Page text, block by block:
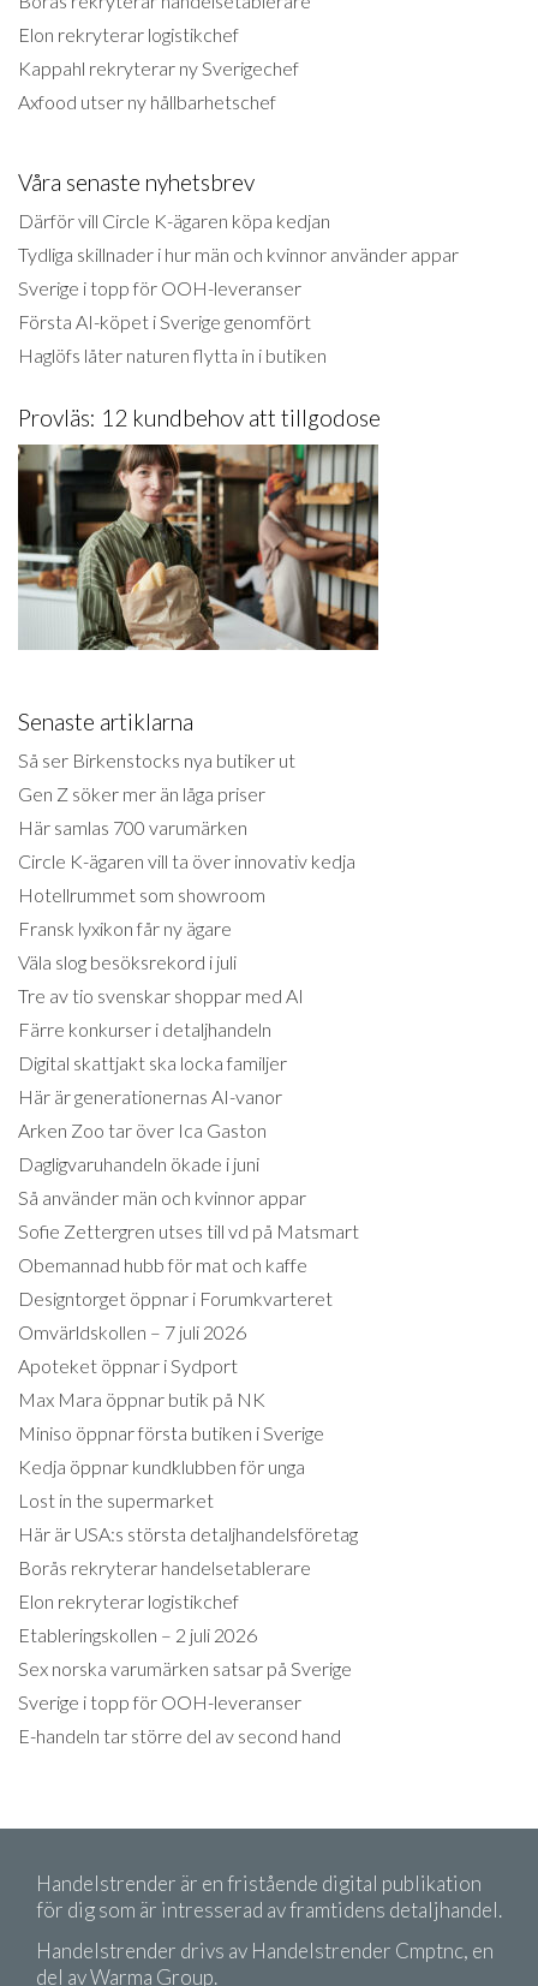
Elon rekryterar logistikchef
Kappahl rekryterar ny Sverigechef
Axfood utser ny hållbarhetschef
Våra senaste nyhetsbrev
Därför vill Circle K-ägaren köpa kedjan
Tydliga skillnader i hur män och kvinnor använder appar
Sverige i topp för OOH-leveranser
Första AI-köpet i Sverige genomfört
Haglöfs låter naturen flytta in i butiken
Provläs: 12 kundbehov att tillgodose
Senaste artiklarna
Så ser Birkenstocks nya butiker ut
Gen Z söker mer än låga priser
Här samlas 700 varumärken
Circle K-ägaren vill ta över innovativ kedja
Hotellrummet som showroom
Fransk lyxikon får ny ägare
Väla slog besöksrekord i juli
Tre av tio svenskar shoppar med AI
Färre konkurser i detaljhandeln
Digital skattjakt ska locka familjer
Här är generationernas AI-vanor
Arken Zoo tar över Ica Gaston
Dagligvaruhandeln ökade i juni
Så använder män och kvinnor appar
Sofie Zettergren utses till vd på Matsmart
Obemannad hubb för mat och kaffe
Designtorget öppnar i Forumkvarteret
Omvärldskollen – 7 juli 2026
Apoteket öppnar i Sydport
Max Mara öppnar butik på NK
Miniso öppnar första butiken i Sverige
Kedja öppnar kundklubben för unga
Lost in the supermarket
Här är USA:s största detaljhandelsföretag
Borås rekryterar handelsetablerare
Elon rekryterar logistikchef
Etableringskollen – 2 juli 2026
Sex norska varumärken satsar på Sverige
Sverige i topp för OOH-leveranser
E-handeln tar större del av second hand
Handelstrender är en fristående digital publikation
för dig som är intresserad av framtidens detaljhandel.
Handelstrender drivs av Handelstrender Cmptnc, en
del av Warma Group.